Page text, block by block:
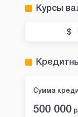
Курсы
Сумма
500 000